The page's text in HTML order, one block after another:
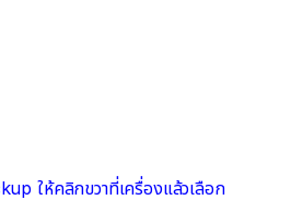
ให้คลิกขวาที่เครื่องแล้วเลือก